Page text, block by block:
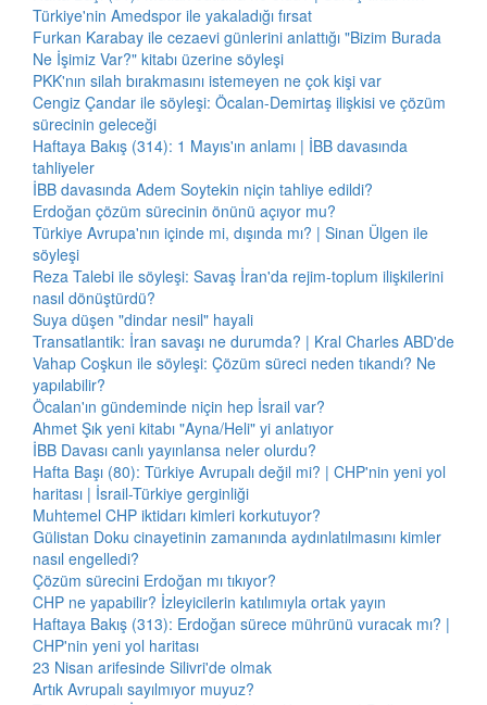
Türkiye'nin Amedspor ile yakaladığı fırsat
Furkan Karabay ile cezaevi günlerini anlattığı "Bizim Burada
Ne İşimiz Var?" kitabı üzerine söyleşi
PKK'nın silah bırakmasını istemeyen ne çok kişi var
Cengiz Çandar ile söyleşi: Öcalan-Demirtaş ilişkisi ve çözüm
sürecinin geleceği
Haftaya Bakış (314): 1 Mayıs'ın anlamı | İBB davasında
tahliyeler
İBB davasında Adem Soytekin niçin tahliye edildi?
Erdoğan çözüm sürecinin önünü açıyor mu?
Türkiye Avrupa'nın içinde mi, dışında mı? | Sinan Ülgen ile
söyleşi
Reza Talebi ile söyleşi: Savaş İran'da rejim-toplum ilişkilerini
nasıl dönüştürdü?
Suya düşen "dindar nesil" hayali
Transatlantik: İran savaşı ne durumda? | Kral Charles ABD'de
Vahap Coşkun ile söyleşi: Çözüm süreci neden tıkandı? Ne
yapılabilir?
Öcalan'ın gündeminde niçin hep İsrail var?
Ahmet Şık yeni kitabı "Ayna/Heli" yi anlatıyor
İBB Davası canlı yayınlansa neler olurdu?
Hafta Başı (80): Türkiye Avrupalı değil mi? | CHP'nin yeni yol
haritası | İsrail-Türkiye gerginliği
Muhtemel CHP iktidarı kimleri korkutuyor?
Gülistan Doku cinayetinin zamanında aydınlatılmasını kimler
nasıl engelledi?
Çözüm sürecini Erdoğan mı tıkıyor?
CHP ne yapabilir? İzleyicilerin katılımıyla ortak yayın
Haftaya Bakış (313): Erdoğan sürece mührünü vuracak mı? |
CHP'nin yeni yol haritası
23 Nisan arifesinde Silivri'de olmak
Artık Avrupalı sayılmıyor muyuz?